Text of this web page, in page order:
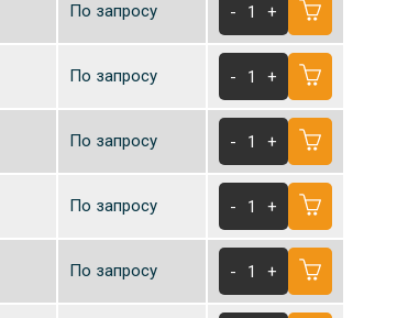
По запросу - 1 +
По запросу - 1 +
По запросу - 1 +
По запросу - 1 +
По запросу - 1 +